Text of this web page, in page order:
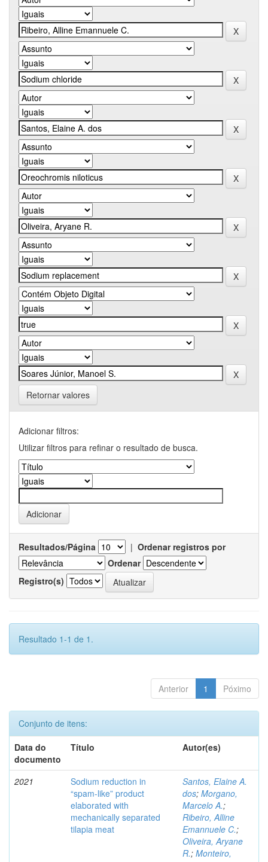
Retornar valores
Adicionar filtros:
Utilizar filtros para refinar o resultado de busca.
Resultados/Página | Ordenar registros por
Ordenar
Registro(s)
Resultado 1-1 de 1.
Anterior 1 Póximo
Conjunto de itens:
Data do
documento
Título Autor(es)
2021
Sodium reduction in
“spam-like” product
elaborated with
mechanically separated
tilapia meat
Santos, Elaine A.
dos; Morgano,
Marcelo A.;
Ribeiro, Alline
Emannuele C.;
Oliveira, Aryane
R.; Monteiro,